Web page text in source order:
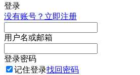
登录
没有账号？立即注册
用户名或邮箱
登录密码
记住登录找回密码